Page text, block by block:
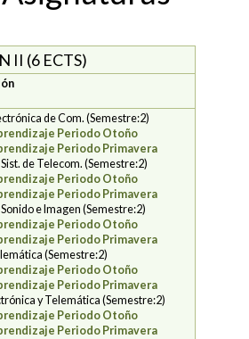
II (6 ECTS)
de Com. (Semestre:2)
Periodo Otoño
Periodo Primavera
de Telecom. (Semestre:2)
Periodo Otoño
Periodo Primavera
e Imagen (Semestre:2)
Periodo Otoño
Periodo Primavera
(Semestre:2)
Periodo Otoño
Periodo Primavera
y Telemática (Semestre:2)
Periodo Otoño
Periodo Primavera